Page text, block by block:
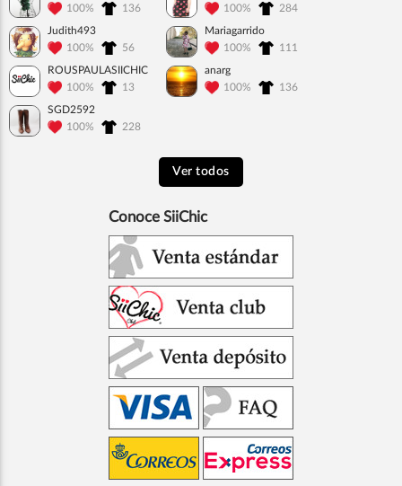
100%
136
100%
284
Judith493
100%
56
Mariagarrido
100%
111
ROUSPAULASIICHIC
100%
13
anarg
100%
136
SGD2592
100%
228
Ver todos
Conoce SiiChic